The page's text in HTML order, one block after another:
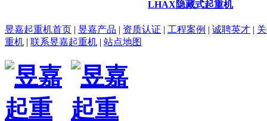
LHAX隐藏式起重机
昱嘉起重机首页 | 昱嘉产品 | 资质认证 | 工程案例 | 诚聘英才 |
重机 | 联系昱嘉起重机 | 站点地图